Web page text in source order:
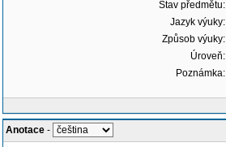
Stav předmětu:
Jazyk výuky:
Způsob výuky:
Úroveň:
Poznámka:
Anotace -